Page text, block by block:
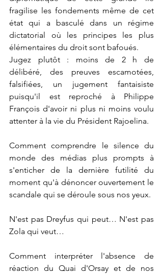
fragilise les fondements même de cet
état qui a basculé dans un régime
dictatorial où les principes les plus
élémentaires du droit sont bafoués.
Jugez plutôt : moins de 2 h de
délibéré, des preuves escamotées,
falsifiées, un jugement fantaisiste
puisqu'il est reproché à Philippe
François d'avoir ni plus ni moins voulu
attenter à la vie du Président Rajoelina.
Comment comprendre le silence du
monde des médias plus prompts à
s'enticher de la dernière futilité du
moment qu'à dénoncer ouvertement le
scandale qui se déroule sous nos yeux.
N'est pas Dreyfus qui peut… N'est pas
Zola qui veut…
Comment interpréter l'absence de
réaction du Quai d'Orsay et de nos